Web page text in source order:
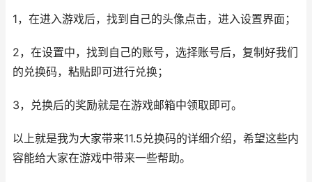
1，在进入游戏后，找到自己的头像点击，进入设置界面；
2，在设置中，找到自己的账号，选择账号后，复制好我们
的兑换码，粘贴即可进行兑换；
3，兑换后的奖励就是在游戏邮箱中领取即可。
以上就是我为大家带来11.5兑换码的详细介绍，希望这些内
容能给大家在游戏中带来一些帮助。